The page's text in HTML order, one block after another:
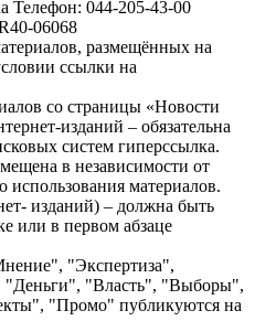
Телефон: 044-205-43-00
06068
размещённых на
ссылки на
со страницы «Новости
изданий – обязательна
систем гиперссылка.
в независимости от
использования материалов.
изданий) – должна быть
или в первом абзаце
"Экспертиза",
"Деньги", "Власть", "Выборы",
"Промо" публикуются на